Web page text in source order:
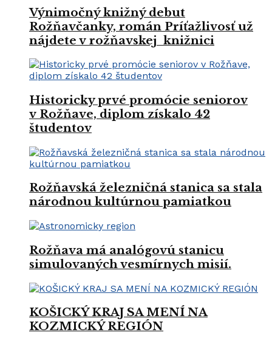
Výnimočný knižný debut
Rožňavčanky, román Príťažlivosť už
nájdete v rožňavskej knižnici
Historicky prvé promócie seniorov
v Rožňave, diplom získalo 42
študentov
Rožňavská železničná stanica sa stala
národnou kultúrnou pamiatkou
Rožňava má analógovú stanicu
simulovaných vesmírnych misií.
KOŠICKÝ KRAJ SA MENÍ NA
KOZMICKÝ REGIÓN